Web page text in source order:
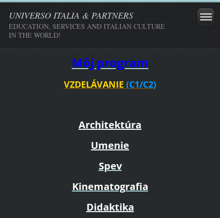
UNIVERSO ITALIA & PARTNERS
EDUCATION, SERVICES AND ITALIAN CULTURE
IN THE WORLD!
Môj program
VZDELÁVANIE (C1/C2)
Architektúra
Umenie
Spev
Kinematografia
Didaktika